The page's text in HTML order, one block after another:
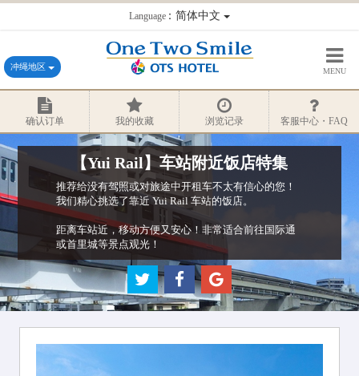
Language：简体中文
冲绳地区 MENU
确认订单 我的收藏 浏览记录 客服中心・FAQ
【Yui Rail】车站附近饭店特集
推荐给没有驾照或对旅途中开租车不太有信心的您！
我们精心挑选了靠近 Yui Rail 车站的饭店。
距离车站近，移动方便又安心！非常适合前往国际通
或首里城等景点观光！